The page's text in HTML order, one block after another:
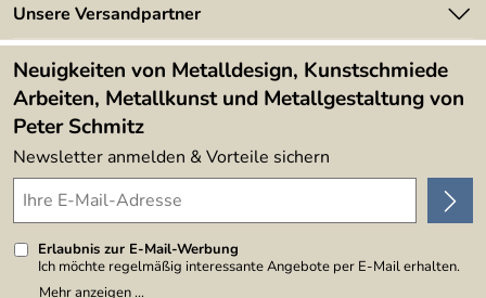
Newsletter
Lieferbedingungen
Kundenbewertungen (394)
4,9/5
Unsere Versandpartner
Neuigkeiten von Metalldesign, Kunstschmiede
Arbeiten, Metallkunst und Metallgestaltung von
Peter Schmitz
Newsletter anmelden & Vorteile sichern
Erlaubnis zur E-Mail-Werbung
Ich möchte regelmäßig interessante Angebote per E-Mail erhalten.
Meine E-Mail-Adresse wird nicht an andere Unternehmen
Mehr anzeigen ...